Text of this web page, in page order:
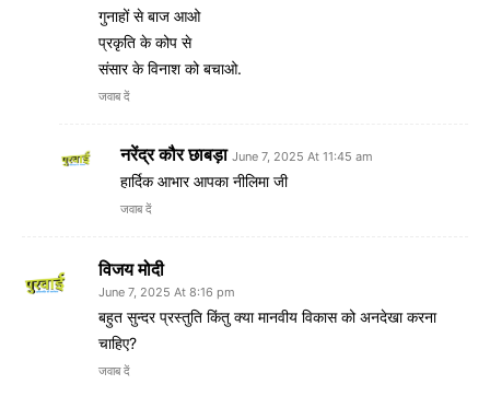
गुनाहों से बाज आओ
प्रकृति के कोप से
संसार के विनाश को बचाओ.
जवाब दें
नरेंद्र कौर छाबड़ा June 7, 2025 At 11:45 am
हार्दिक आभार आपका नीलिमा जी
जवाब दें
विजय मोदी
June 7, 2025 At 8:16 pm
बहुत सुन्दर प्रस्तुति किंतु क्या मानवीय विकास को अनदेखा करना
चाहिए?
जवाब दें